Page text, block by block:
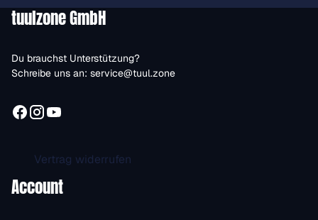
tuulzone GmbH
Du brauchst Unterstützung?
Schreibe uns an: service@tuul.zone
Vertrag widerrufen
Account